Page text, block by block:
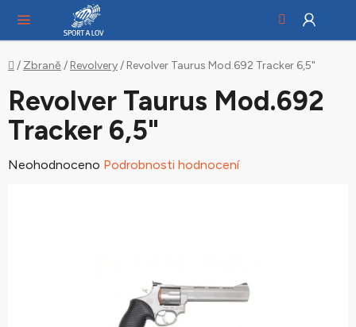
obsah
Domů
/ Zbraně / Revolvery/ Revolver Taurus Mod.692 Tracker 6,5"
Revolver Taurus Mod.692
Tracker 6,5"
Průměrné
Neohodnoceno Podrobnosti hodnocení